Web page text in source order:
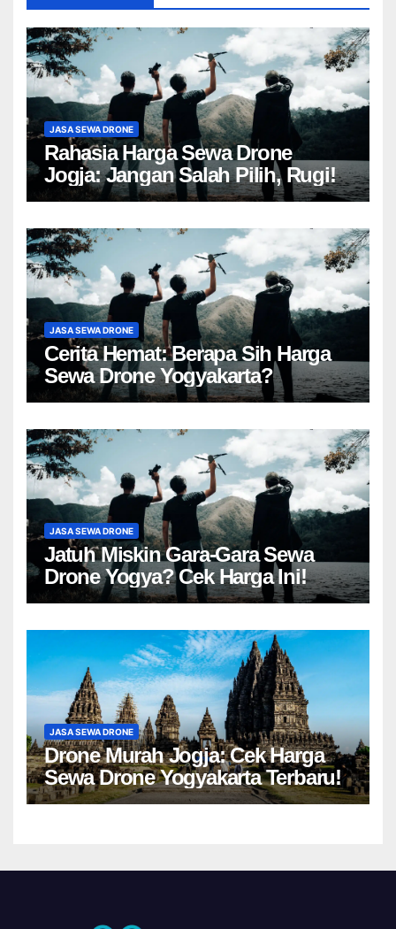
JASA SEWA DRONE
Rahasia Harga Sewa Drone
Jogja: Jangan Salah Pilih, Rugi!
JASA SEWA DRONE
Cerita Hemat: Berapa Sih Harga
Sewa Drone Yogyakarta?
JASA SEWA DRONE
Jatuh Miskin Gara-Gara Sewa
Drone Yogya? Cek Harga Ini!
JASA SEWA DRONE
Drone Murah Jogja: Cek Harga
Sewa Drone Yogyakarta Terbaru!